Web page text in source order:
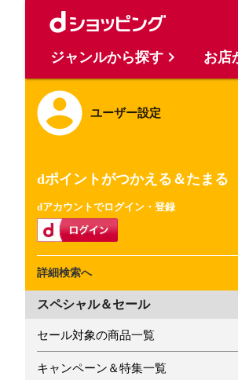
ユーザー設定
dポイントがつかえる＆たまる
dアカウントでログイン・登録
詳細検索へ
スペシャル＆セール
セール対象の商品一覧
キャンペーン＆特集一覧
ジャンルから探す お店